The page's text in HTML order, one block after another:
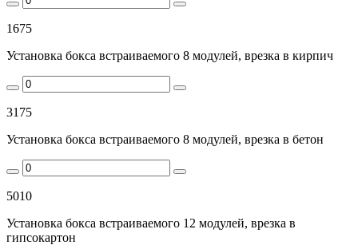
1675
Установка бокса встраиваемого 8 модулей, врезка в кирпич
3175
Установка бокса встраиваемого 8 модулей, врезка в бетон
5010
Установка бокса встраиваемого 12 модулей, врезка в
гипсокартон